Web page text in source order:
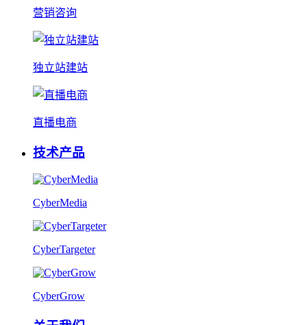
营销咨询
独立站建站
直播电商
技术产品
CyberMedia
CyberTargeter
CyberGrow